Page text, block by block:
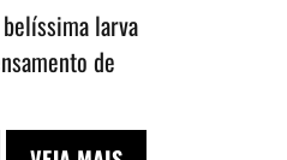
larva
de